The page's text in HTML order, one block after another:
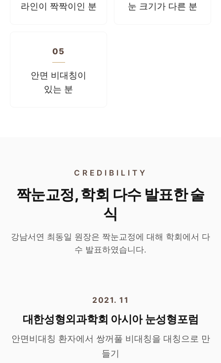
라인이 짝짝이인 분
눈 크기가 다른 분
05
안면 비대칭이
있는 분
CREDIBILITY
짝눈교정, 학회 다수 발표한 술
식
강남서연 최동일 원장은 짝눈교정에 대해 학회에서 다
수 발표하였습니다.
2021. 11
대한성형외과학회 아시아 눈성형포럼
안면비대칭 환자에서 쌍꺼풀 비대칭을 대칭으로 만
들기